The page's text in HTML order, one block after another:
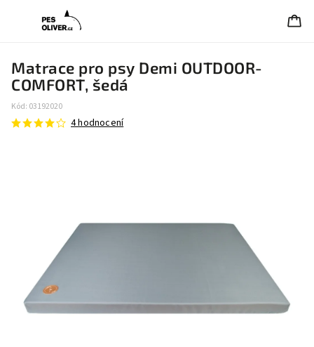
Matrace pro psy Demi OUTDOOR-
COMFORT, šedá
Kód: 03192020
4 hodnocení